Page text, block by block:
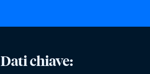
Dati chiave: